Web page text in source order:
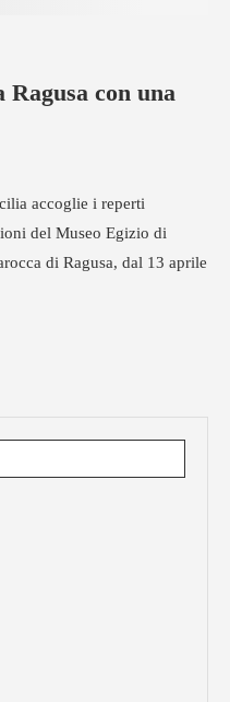
con una
accoglie i reperti
del Museo Egizio di
di Ragusa, dal 13 aprile